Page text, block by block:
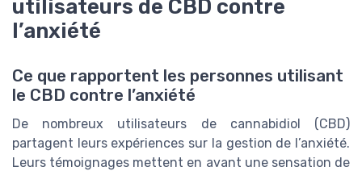
utilisateurs de CBD contre
l’anxiété
Ce que rapportent les personnes utilisant
le CBD contre l’anxiété
De nombreux utilisateurs de cannabidiol (CBD)
partagent leurs expériences sur la gestion de l’anxiété.
Leurs témoignages mettent en avant une sensation de